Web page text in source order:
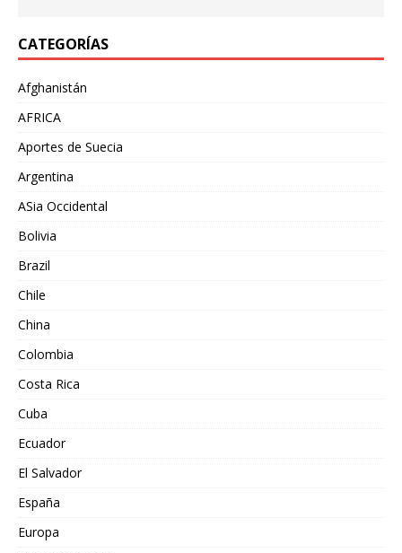
CATEGORÍAS
Afghanistán
AFRICA
Aportes de Suecia
Argentina
ASia Occidental
Bolivia
Brazil
Chile
China
Colombia
Costa Rica
Cuba
Ecuador
El Salvador
España
Europa